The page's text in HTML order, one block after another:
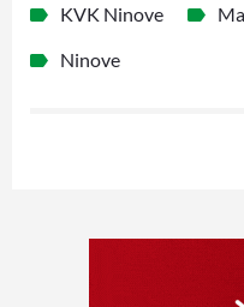
KVK Ninove
Ninove